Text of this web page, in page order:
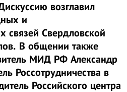
возглавил
и
связей Свердловской
В общении также
МИД РФ Александр
Россотрудничества в
Российского центра